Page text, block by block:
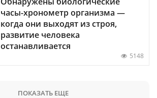
часы-хронометр организма —
когда они выходят из строя,
развитие человека
останавливается
5148
ПОКАЗАТЬ ЕЩЕ